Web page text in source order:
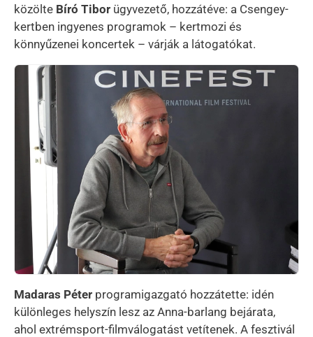
közölte Bíró Tibor ügyvezető, hozzátéve: a Csengey-
kertben ingyenes programok – kertmozi és
könnyűzenei koncertek – várják a látogatókat.
Kép
Madaras Péter programigazgató hozzátette: idén
különleges helyszín lesz az Anna-barlang bejárata,
ahol extrémsport-filmválogatást vetítenek. A fesztivál